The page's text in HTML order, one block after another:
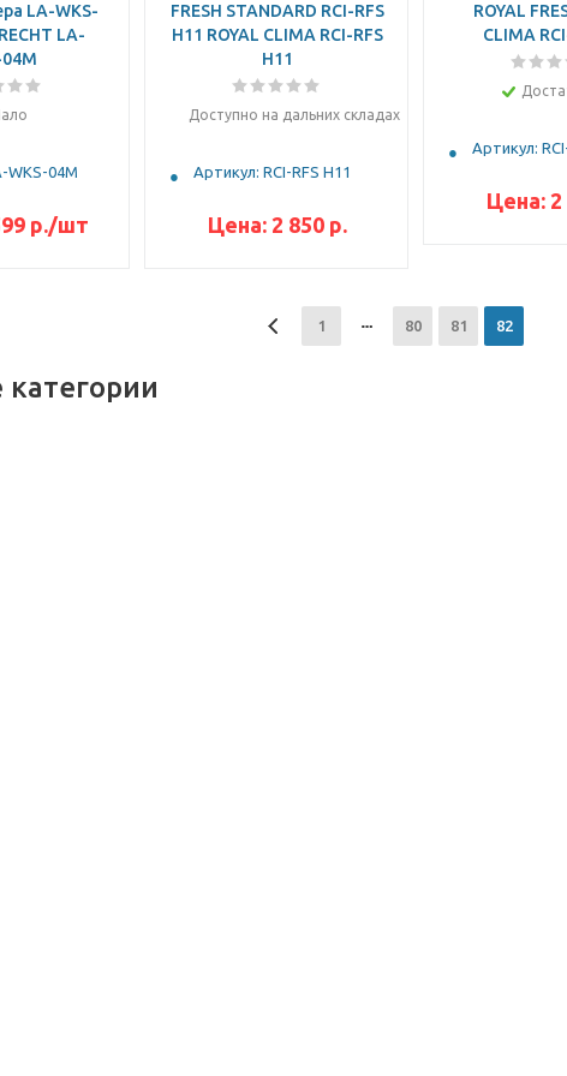
LA-WKS-
LA-
WKS-04M
р./шт
FRESH STANDARD RCI-RFS
H11 ROYAL CLIMA RCI-RFS
H11
Доступно на дальних складах
Артикул: RCI-RFS H11
Цена: 2 850р.
ROYAL
CLIMA
Артикул:
Цена: 2
1 80 81 82